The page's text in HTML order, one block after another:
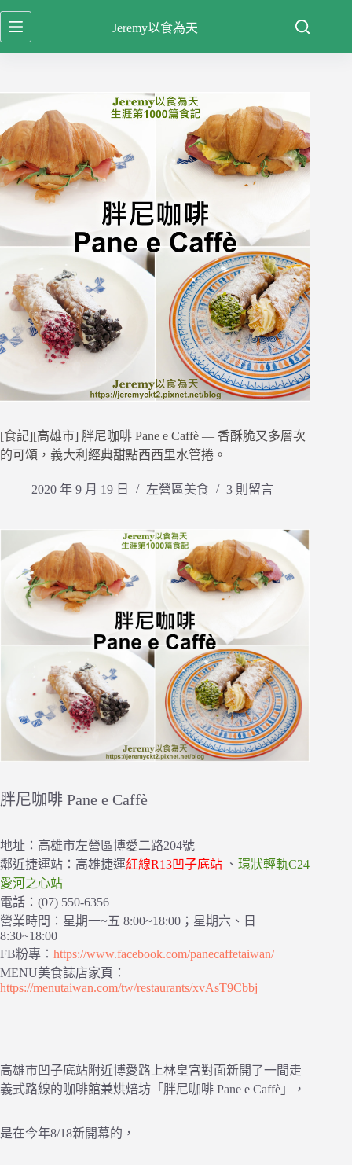
跳
至
容
Jeremy以食為天
[食記][高雄市] 胖尼咖啡 Pane e Caffè — 香酥脆又多層次
的可頌，義大利經典甜點西西里水管捲。
2020 年 9 月 19 日 左營區美食 3 則留言
胖尼咖啡 Pane e Caffè
地址：高雄市左營區博愛二路204號
鄰近捷運站：高雄捷運紅線R13凹子底站 、 環狀輕軌C24
愛河之心站
電話：(07) 550-6356
營業時間：星期一~五 8:00~18:00；星期六、日
8:30~18:00
FB粉專： https://www.facebook.com/panecaffetaiwan/
MENU美食誌店家頁：
https://menutaiwan.com/tw/restaurants/xvAsT9Cbbj
高雄市凹子底站附近博愛路上林皇宮對面新開了一間走
義式路線的咖啡館兼烘焙坊「胖尼咖啡 Pane e Caffè」，
是在今年8/18新開幕的，